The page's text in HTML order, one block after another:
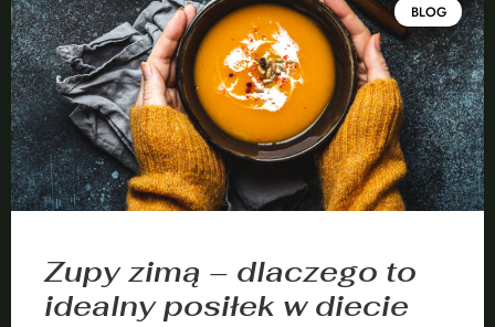
BLOG
Zupy zimą – dlaczego to
idealny posiłek w diecie